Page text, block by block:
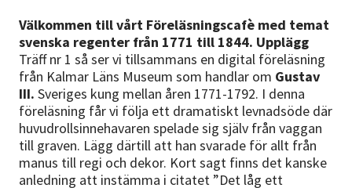
Välkommen till vårt Föreläsningscafè med temat
svenska regenter från 1771 till 1844. Upplägg
Träff nr 1 så ser vi tillsammans en digital föreläsning
från Kalmar Läns Museum som handlar om Gustav
III. Sveriges kung mellan åren 1771-1792. I denna
föreläsning får vi följa ett dramatiskt levnadsöde där
huvudrollsinnehavaren spelade sig själv från vaggan
till graven. Lägg därtill att han svarade för allt från
manus till regi och dekor. Kort sagt finns det kanske
anledning att instämma i citatet ”Det låg ett